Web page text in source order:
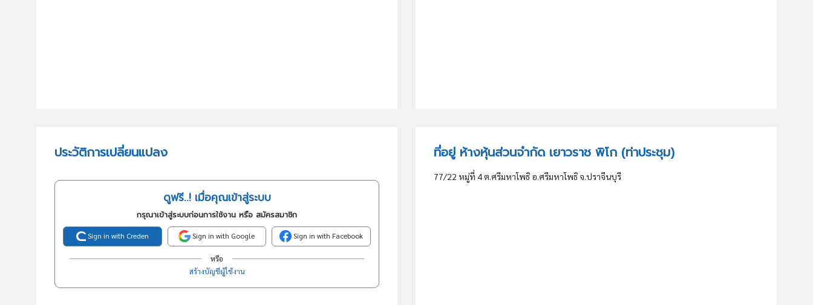
ประวัติการเปลี่ยนแปลง
ดูฟรี..! เมื่อคุณเข้าสู่ระบบ
กรุณาเข้าสู่ระบบก่อนการใช้งาน หรือ สมัครสมาชิก
Sign in with Creden Sign in with Google Sign in with Facebook
หรือ
สร้างบัญชีผู้ใช้งาน
ที่อยู่ ห้างหุ้นส่วนจำกัด เยาวราช พิโก (ท่าประชุม)
77/22 หมู่ที่ 4 ต.ศรีมหาโพธิ อ.ศรีมหาโพธิ จ.ปราจีนบุรี